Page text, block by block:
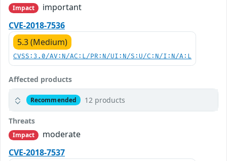
Impact
important
CVE-2018-7536
5.3 (Medium)
CVSS:3.0/AV:N/AC:L/PR:N/UI:N/S:U/C:N/I:N/A:L
Affected products
Recommended 12 products
Threats
Impact
moderate
CVE-2018-7537